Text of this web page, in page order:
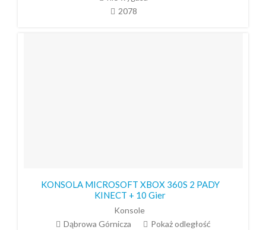
2078
KONSOLA MICROSOFT XBOX 360S 2 PADY
KINECT + 10 Gier
Konsole
Dąbrowa Górnicza
Pokaż odległość